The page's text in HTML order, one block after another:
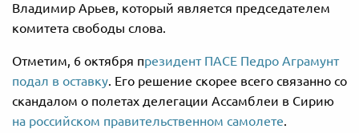
Владимир Арьев, который является председателем
комитета свободы слова.
Отметим, 6 октября президент ПАСЕ Педро Аграмунт
подал в оставку. Его решение скорее всего связанно со
скандалом о полетах делегации Ассамблеи в Сирию
на российском правительственном самолете.